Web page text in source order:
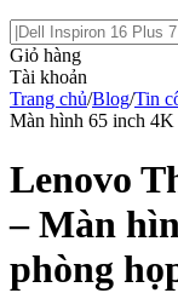
Giỏ hàng
Tài khoản
Trang chủ/Blog/Tin
Màn hình 65 inch 4K
Lenovo
– Màn
phòng